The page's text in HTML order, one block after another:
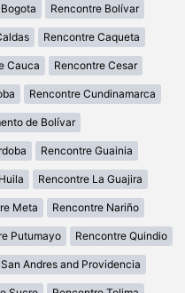
Rencontre Bolívar
Rencontre Caqueta
Cauca Rencontre Cesar
Rencontre Cundinamarca
de Bolívar
Rencontre Guainia
Rencontre La Guajira
Meta Rencontre Nariño
Putumayo Rencontre Quindio
Andres and Providencia